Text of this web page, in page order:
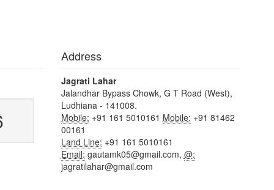
Address
Jagrati Lahar
Jalandhar Bypass Chowk, G T Road (West),
Ludhiana - 141008.
Mobile: +91 161 5010161 Mobile: +91 81462
00161
Land Line: +91 161 5010161
Email: gautamk05@gmail.com, @:
jagratilahar@gmail.com